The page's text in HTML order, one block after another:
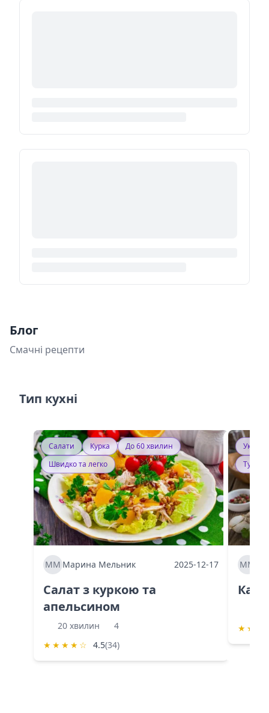
Блог
Смачні рецепти
Тип кухні
Салати Курка
До 60 хвилин
Швидко та легко
ММ Марина Мельник 2025-12-17
Салат з куркою та
апельсином
20 хвилин
4
★ ★ ★ ★ ☆ 4.5(34)
ММ
★ ★